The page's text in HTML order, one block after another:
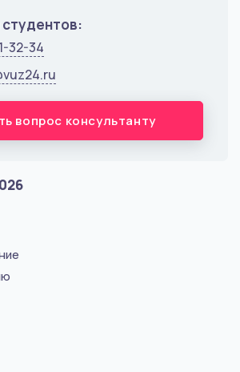
32-34
вопрос консультанту